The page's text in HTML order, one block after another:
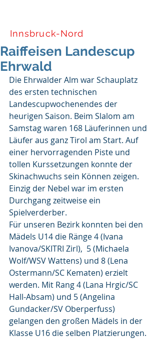
Innsbruck-Nord
Raiffeisen Landescup
Ehrwald
Die Ehrwalder Alm war Schauplatz
des ersten technischen
Landescupwochenendes der
heurigen Saison. Beim Slalom am
Samstag waren 168 Läuferinnen und
Läufer aus ganz Tirol am Start. Auf
einer hervorragenden Piste und
tollen Kurssetzungen konnte der
Skinachwuchs sein Können zeigen.
Einzig der Nebel war im ersten
Durchgang zeitweise ein
Spielverderber.
Für unseren Bezirk konnten bei den
Mädels U14 die Ränge 4 (Ivana
Ivanova/SKITRI Zirl),  5 (Michaela
Wolf/WSV Wattens) und 8 (Lena
Ostermann/SC Kematen) erzielt
werden. Mit Rang 4 (Lana Hrgic/SC
Hall-Absam) und 5 (Angelina
Gundacker/SV Oberperfuss)
gelangen den großen Mädels in der
Klasse U16 die selben Platzierungen.